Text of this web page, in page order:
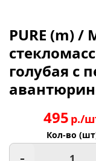
PURE (m) /
голубая с
495 р./
Кол-во
-